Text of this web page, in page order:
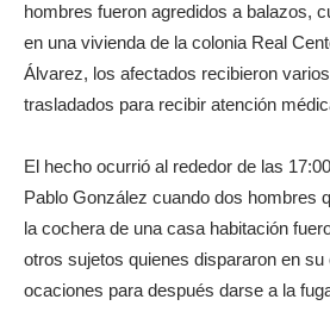
hombres fueron agredidos a balazos,
en una vivienda de la colonia Real
Álvarez, los afectados recibieron
trasladados para recibir atención
El hecho ocurrió al rededor de las
Pablo González cuando dos hombres
la cochera de una casa habitación
otros sujetos quienes dispararon en su
ocaciones para después darse a la